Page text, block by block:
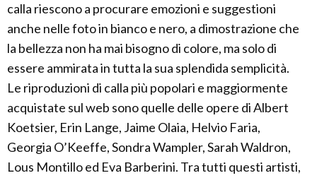
calla riescono a procurare emozioni e suggestioni
anche nelle foto in bianco e nero, a dimostrazione che
la bellezza non ha mai bisogno di colore, ma solo di
essere ammirata in tutta la sua splendida semplicità.
Le riproduzioni di calla più popolari e maggiormente
acquistate sul web sono quelle delle opere di Albert
Koetsier, Erin Lange, Jaime Olaia, Helvio Faria,
Georgia O’Keeffe, Sondra Wampler, Sarah Waldron,
Lous Montillo ed Eva Barberini. Tra tutti questi artisti,